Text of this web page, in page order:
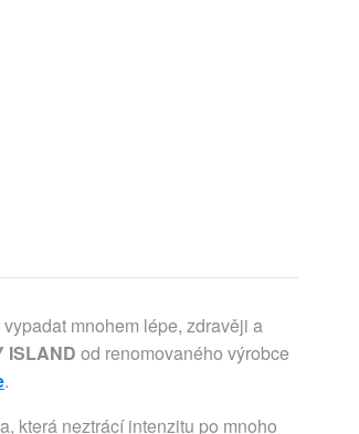
mnohem lépe, zdravěji a
ISLAND od renomovaného výrobce
.
která neztrácí intenzitu po mnoho